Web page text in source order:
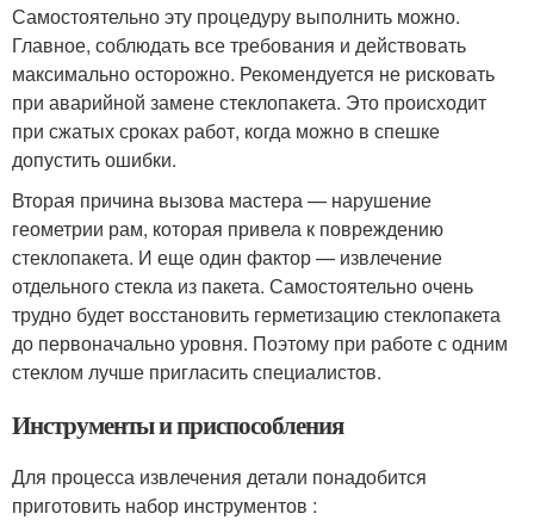
Самостоятельно эту процедуру выполнить можно.
Главное, соблюдать все требования и действовать
максимально осторожно. Рекомендуется не рисковать
при аварийной замене стеклопакета. Это происходит
при сжатых сроках работ, когда можно в спешке
допустить ошибки.
Вторая причина вызова мастера — нарушение
геометрии рам, которая привела к повреждению
стеклопакета. И еще один фактор — извлечение
отдельного стекла из пакета. Самостоятельно очень
трудно будет восстановить герметизацию стеклопакета
до первоначально уровня. Поэтому при работе с одним
стеклом лучше пригласить специалистов.
Инструменты и приспособления
Для процесса извлечения детали понадобится
приготовить набор инструментов :